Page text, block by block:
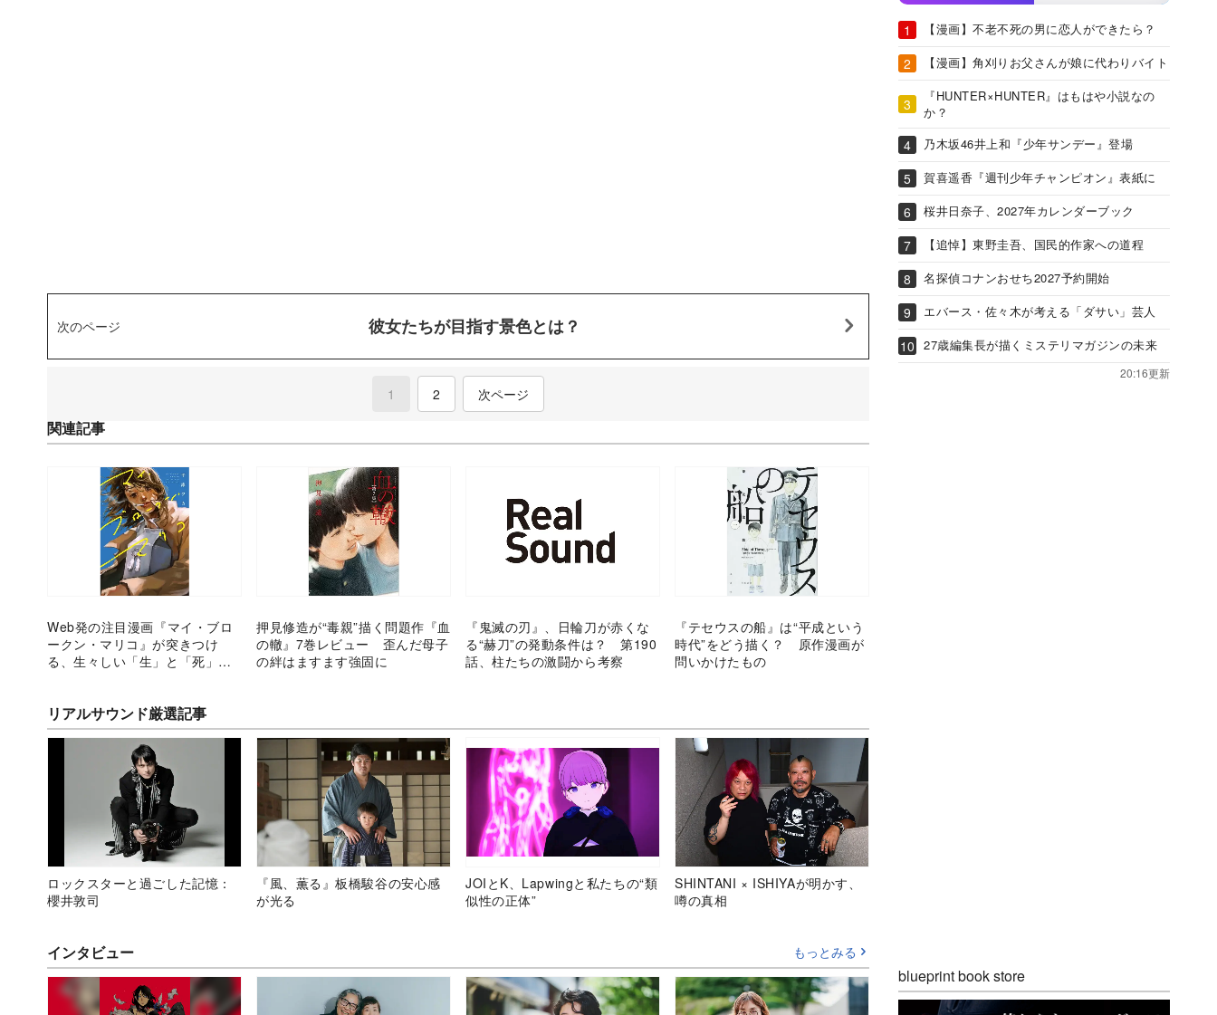
次のページ 彼女たちが目指す景色とは？
1 (current)
2 次ページ
関連記事
Web発の注目漫画『マイ・ブロ
ークン・マリコ』が突きつけ
る、生々しい「生」と「死」の
押見修造が“毒親”描く問題作『血
の轍』7巻レビュー 歪んだ母子
の絆はますます強固に
『鬼滅の刃』、日輪刀が赤くな
る“赫刀”の発動条件は？ 第190
話、柱たちの激闘から考察
『テセウスの船』は“平成という
時代”をどう描く？ 原作漫画が
問いかけたもの
リアルサウンド厳選記事
ロックスターと過ごした記憶：
櫻井敦司
『風、薫る』板橋駿谷の安心感
が光る
JOIとK、Lapwingと私たちの“類
似性の正体”
SHINTANI × ISHIYAが明かす、
噂の真相
インタビュー もっとみる
【漫画】不老不死の男に恋人ができたら？
【漫画】角刈りお父さんが娘に代わりバイト
『HUNTER×HUNTER』はもはや小説なの
か？
乃木坂46井上和『少年サンデー』登場
賀喜遥香『週刊少年チャンピオン』表紙に
桜井日奈子、2027年カレンダーブック
【追悼】東野圭吾、国民的作家への道程
名探偵コナンおせち2027予約開始
エバース・佐々木が考える「ダサい」芸人
27歳編集長が描くミステリマガジンの未来
20:16更新
blueprint book store